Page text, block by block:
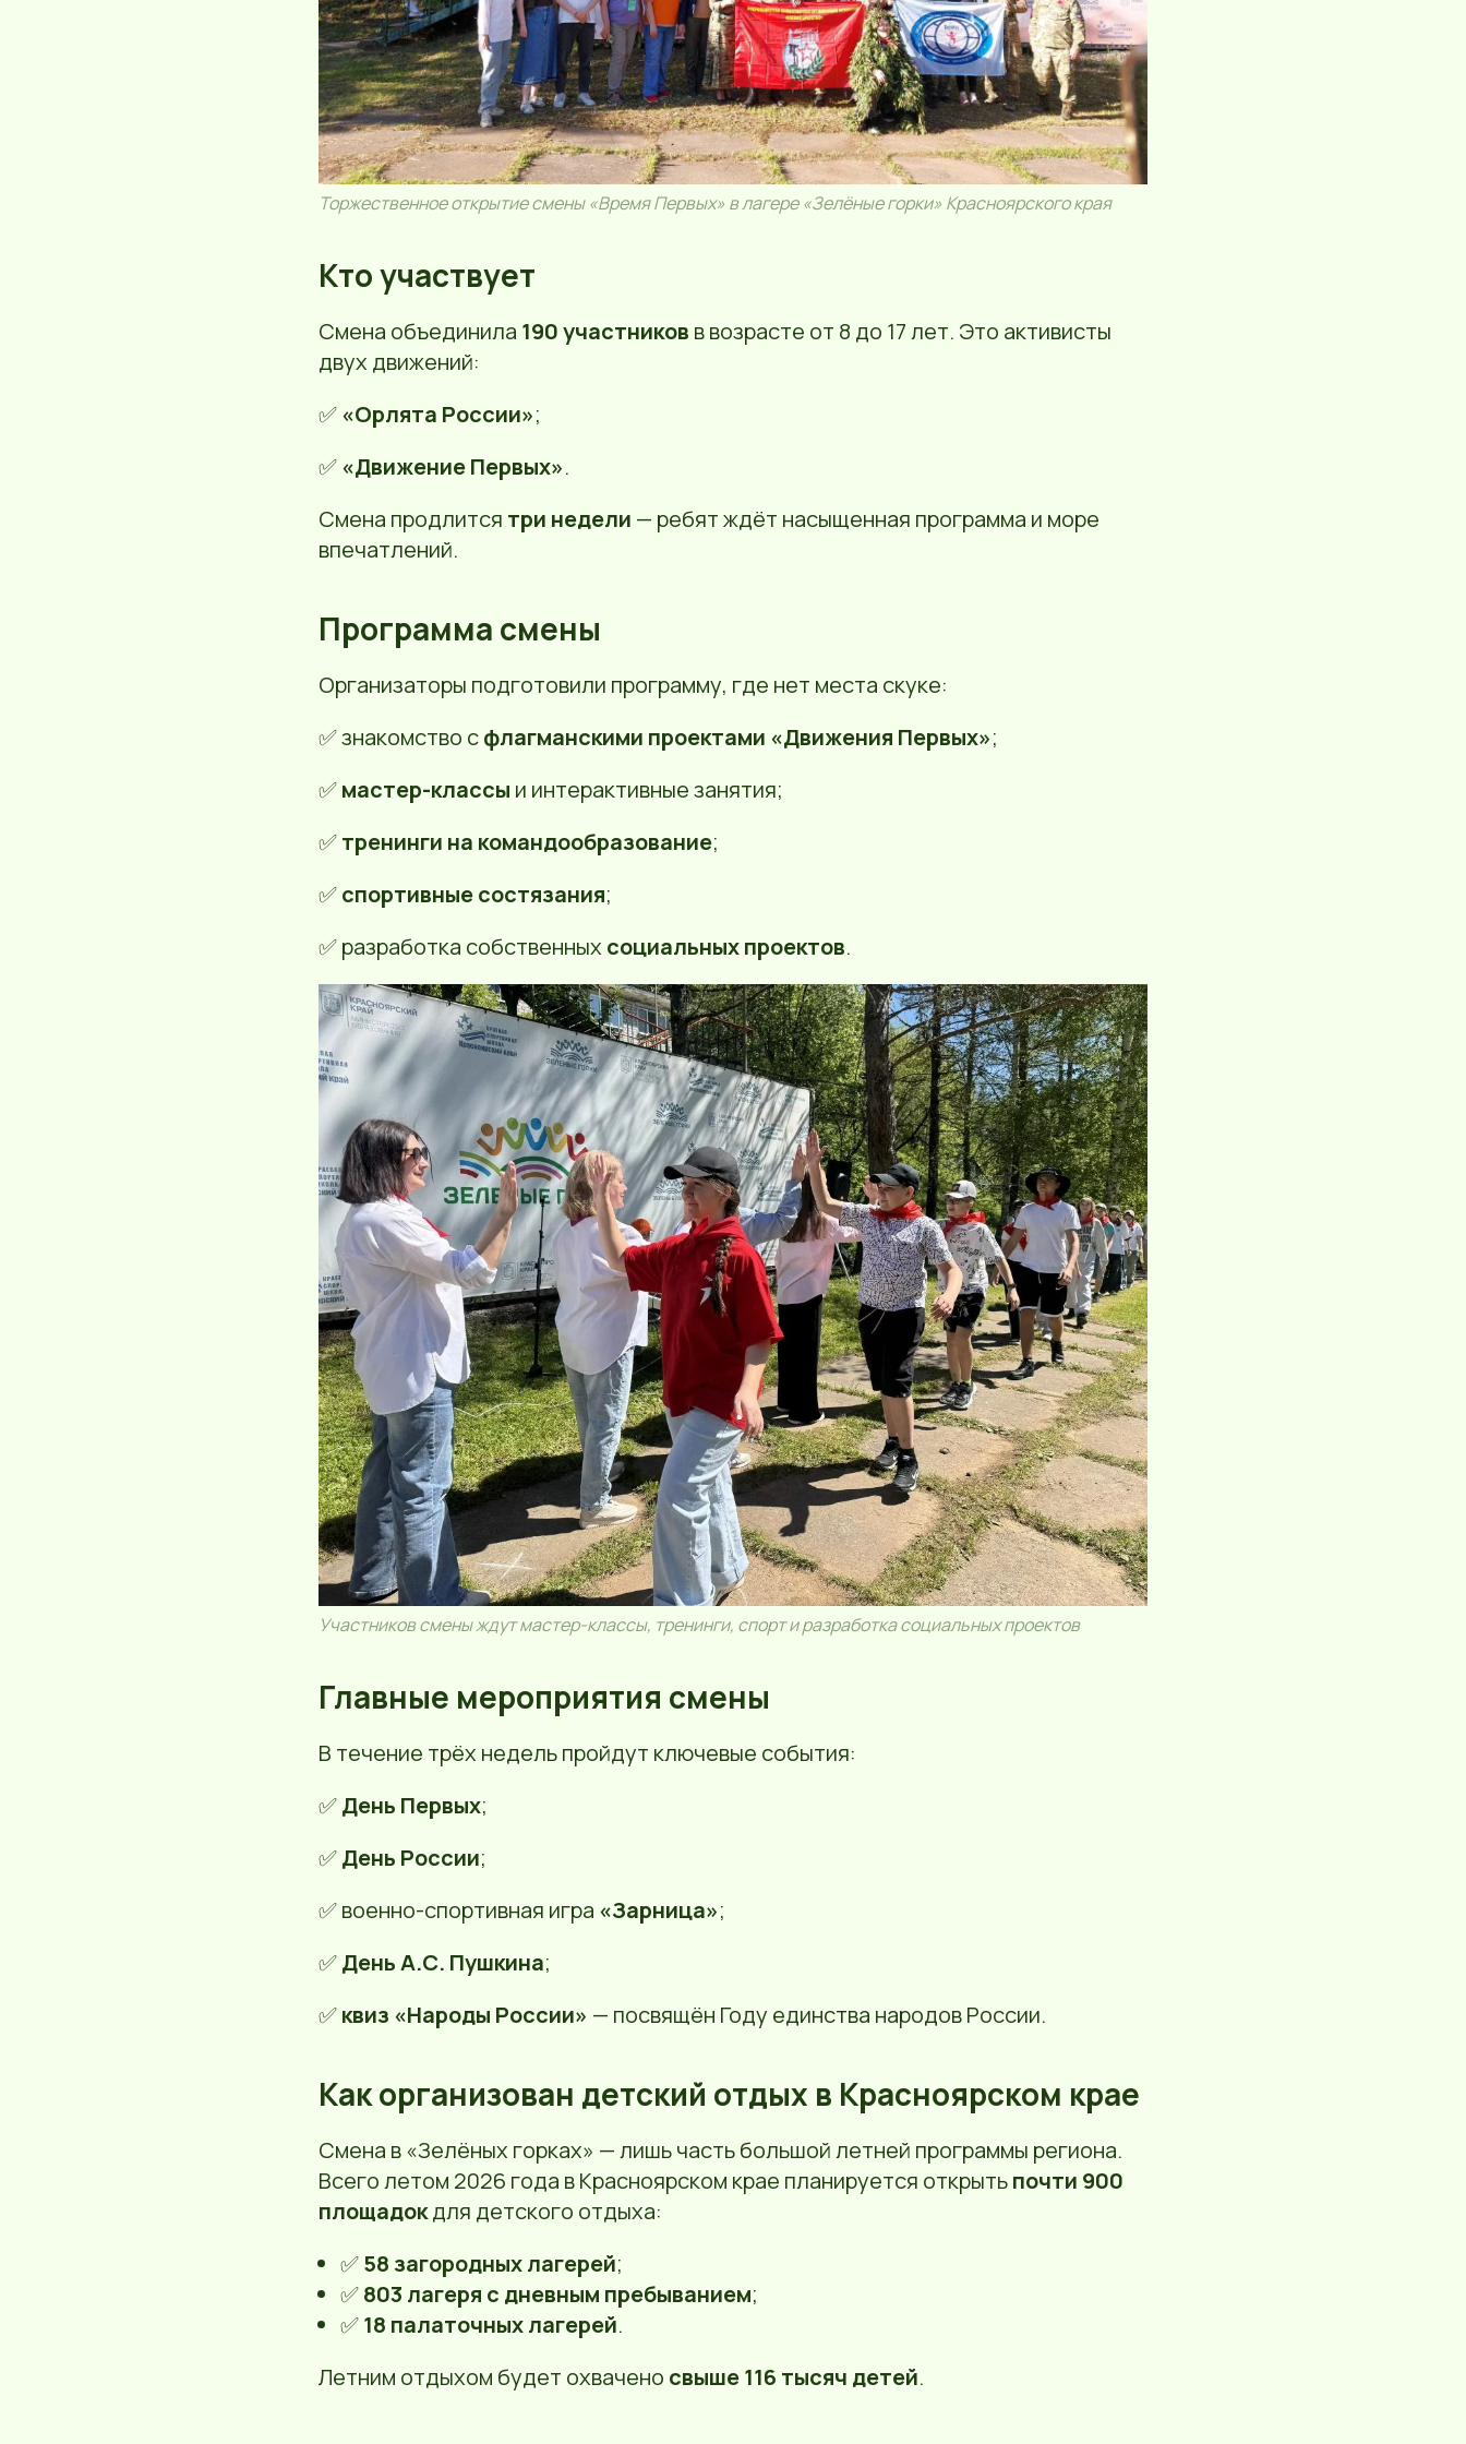
Торжественное открытие смены «Время Первых» в лагере «Зелёные горки» Красноярского края
Кто участвует
Смена объединила 190 участников в возрасте от 8 до 17 лет. Это активисты
двух движений:
✅«Орлята России»;
✅«Движение Первых».
Смена продлится три недели — ребят ждёт насыщенная программа и море
впечатлений.
Программа смены
Организаторы подготовили программу, где нет места скуке:
✅ знакомство сфлагманскими проектами «Движения Первых»;
✅мастер-классы и интерактивные занятия;
✅тренинги на командообразование;
✅спортивные состязания;
✅ разработка собственных социальных проектов.
Участников смены ждут мастер-классы, тренинги, спорт и разработка социальных проектов
Главные мероприятия смены
В течение трёх недель пройдут ключевые события:
✅День Первых;
✅День России;
✅ военно-спортивная игра «Зарница»;
✅День А.С. Пушкина;
✅квиз «Народы России» — посвящён Году единства народов России.
Как организован детский отдых в Красноярском крае
Смена в «Зелёных горках» — лишь часть большой летней программы региона.
Всего летом 2026 года в Красноярском крае планируется открытьпочти 900
площадокдля детского отдыха:
✅58 загородных лагерей;
✅803 лагеря с дневным пребыванием;
✅18 палаточных лагерей.
Летним отдыхом будет охвачено свыше 116 тысяч детей.